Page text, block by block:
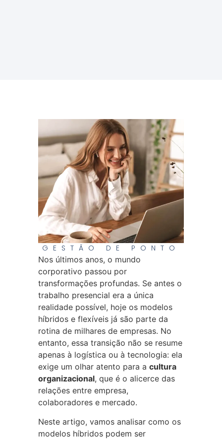
GESTÃO DE PONTO
Nos últimos anos, o mundo
corporativo passou por
transformações profundas. Se antes o
trabalho presencial era a única
realidade possível, hoje os modelos
híbridos e flexíveis já são parte da
rotina de milhares de empresas. No
entanto, essa transição não se resume
apenas à logística ou à tecnologia: ela
exige um olhar atento para a cultura
organizacional, que é o alicerce das
relações entre empresa,
colaboradores e mercado.
Neste artigo, vamos analisar como os
modelos híbridos podem ser